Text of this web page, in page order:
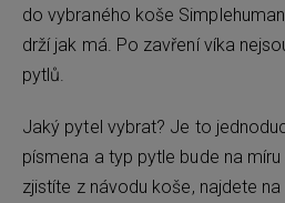
do vybraného koše
drží jak má. Po zavření víka
pytlů.
Jaký pytel vybrat? Je to
písmena a typ pytle bude na
zjistíte z návodu koše, najdete